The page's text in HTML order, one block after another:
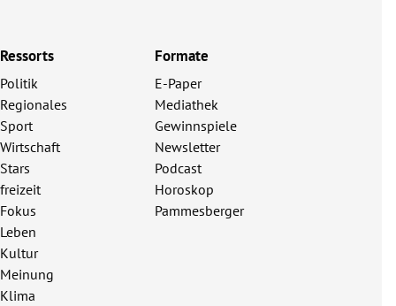
Ressorts
Politik
Regionales
Sport
Wirtschaft
Stars
freizeit
Fokus
Leben
Kultur
Meinung
Klima
Formate
E-Paper
Mediathek
Gewinnspiele
Newsletter
Podcast
Horoskop
Pammesberger